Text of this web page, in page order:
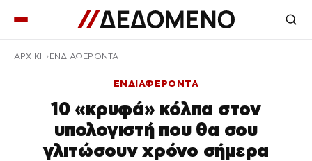
ΑΡΧΙΚΉ ΕΝΔΙΑΦΕΡΟΝΤΑ
ΕΝΔΙΑΦΕΡΟΝΤΑ
10 «κρυφά» κόλπα στον
υπολογιστή που θα σου
γλιτώσουν χρόνο σήμερα